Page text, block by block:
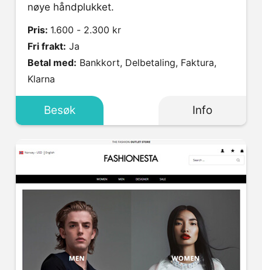
nøye håndplukket.
Pris: 1.600 - 2.300 kr
Fri frakt: Ja
Betal med:
Klarna
Besøk Info